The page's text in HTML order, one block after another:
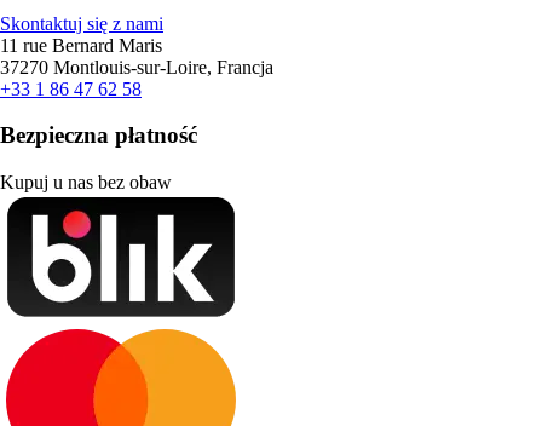
Skontaktuj się z nami
11 rue Bernard Maris
37270 Montlouis-sur-Loire, Francja
+33 1 86 47 62 58
Bezpieczna płatność
Kupuj u nas bez obaw